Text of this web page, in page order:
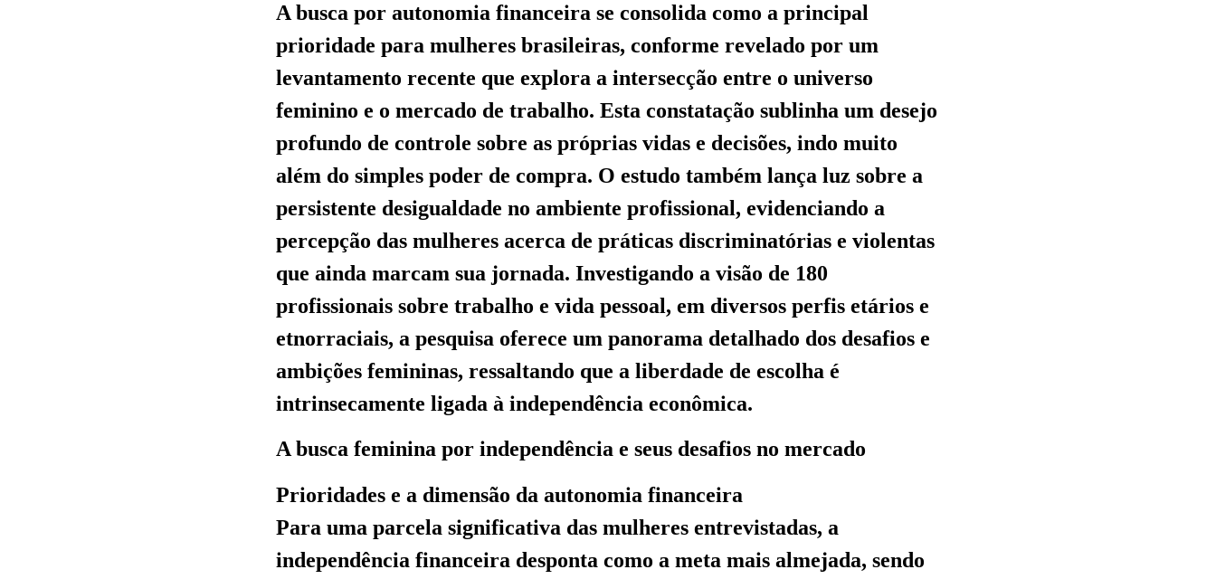
A busca por autonomia financeira se consolida como a principal
prioridade para mulheres brasileiras, conforme revelado por um
levantamento recente que explora a intersecção entre o universo
feminino e o mercado de trabalho. Esta constatação sublinha um desejo
profundo de controle sobre as próprias vidas e decisões, indo muito
além do simples poder de compra. O estudo também lança luz sobre a
persistente desigualdade no ambiente profissional, evidenciando a
percepção das mulheres acerca de práticas discriminatórias e violentas
que ainda marcam sua jornada. Investigando a visão de 180
profissionais sobre trabalho e vida pessoal, em diversos perfis etários e
etnorraciais, a pesquisa oferece um panorama detalhado dos desafios e
ambições femininas, ressaltando que a liberdade de escolha é
intrinsecamente ligada à independência econômica.
A busca feminina por independência e seus desafios no mercado
Prioridades e a dimensão da autonomia financeira
Para uma parcela significativa das mulheres entrevistadas, a
independência financeira desponta como a meta mais almejada, sendo